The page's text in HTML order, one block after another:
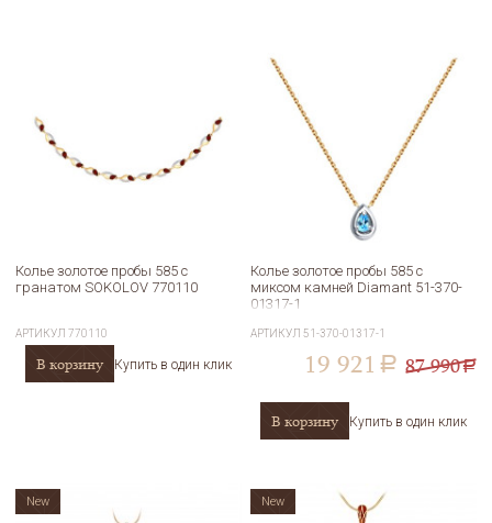
Колье золотое пробы 585 с
гранатом SOKOLOV 770110
АРТИКУЛ770110
В корзину Купить в один клик
Колье золотое пробы 585 с
миксом камней Diamant 51-370-
01317-1
АРТИКУЛ51-370-01317-1
19 921 a 87 990a
В корзину Купить в один клик
New New